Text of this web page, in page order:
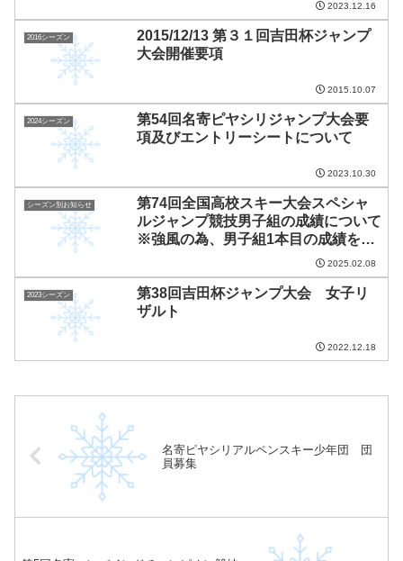
2023.12.16
2016シーズン
2015/12/13 第３１回吉田杯ジャンプ
大会開催要項
2015.10.07
2024シーズン
第54回名寄ピヤシリジャンプ大会要
項及びエントリーシートについて
2023.10.30
シーズン別お知らせ
第74回全国高校スキー大会スペシャ
ルジャンプ競技男子組の成績について
※強風の為、男子組1本目の成績を採
用しています。女子組の競技は本日キ
ャンセルとなりました。
2025.02.08
2023シーズン
第38回吉田杯ジャンプ大会 女子リ
ザルト
2022.12.18
名寄ピヤシリアルペンスキー少年団 団
員募集